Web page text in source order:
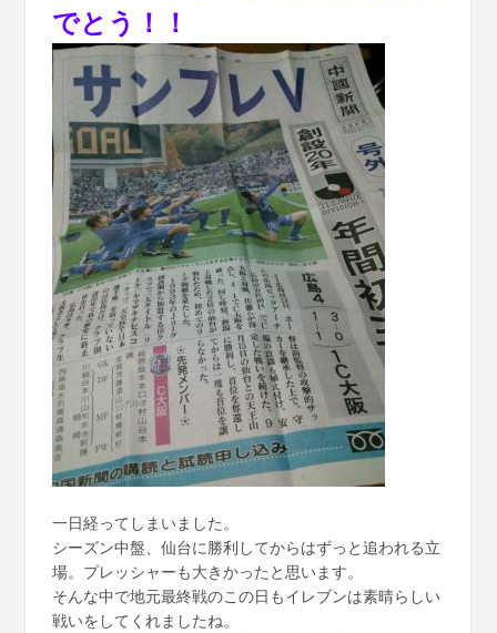
でとう！！
一日経ってしまいました。
シーズン中盤、仙台に勝利してからはずっと追われる立
場。プレッシャーも大きかったと思います。
そんな中で地元最終戦のこの日もイレブンは素晴らしい
戦いをしてくれましたね。